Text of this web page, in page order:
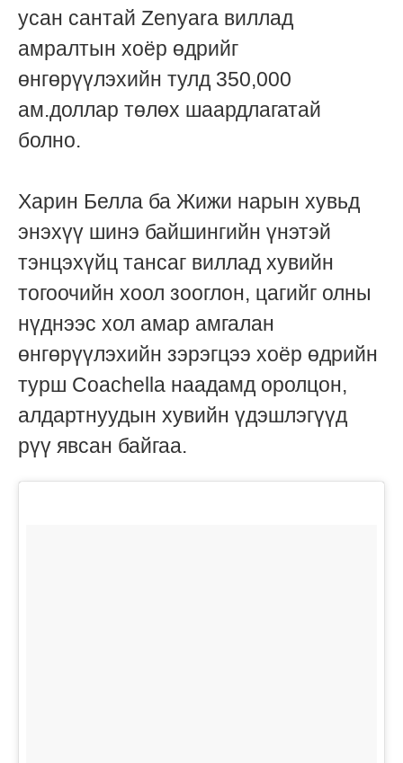
усан сантай Zenyara виллад
амралтын хоёр өдрийг
өнгөрүүлэхийн тулд 350,000
ам.доллар төлөх шаардлагатай
болно.
Харин Белла ба Жижи нарын хувьд
энэхүү шинэ байшингийн үнэтэй
тэнцэхүйц тансаг виллад хувийн
тогоочийн хоол зооглон, цагийг олны
нүднээс хол амар амгалан
өнгөрүүлэхийн зэрэгцээ хоёр өдрийн
турш Coachella наадамд оролцон,
алдартнуудын хувийн үдэшлэгүүд
рүү явсан байгаа.